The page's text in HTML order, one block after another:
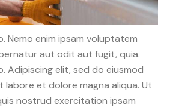
Nemo enim ipsam voluptatem
aut odit aut fugit, quia.
Adipiscing elit, sed do eiusmod
et dolore magna aliqua. Ut
nostrud exercitation ipsam